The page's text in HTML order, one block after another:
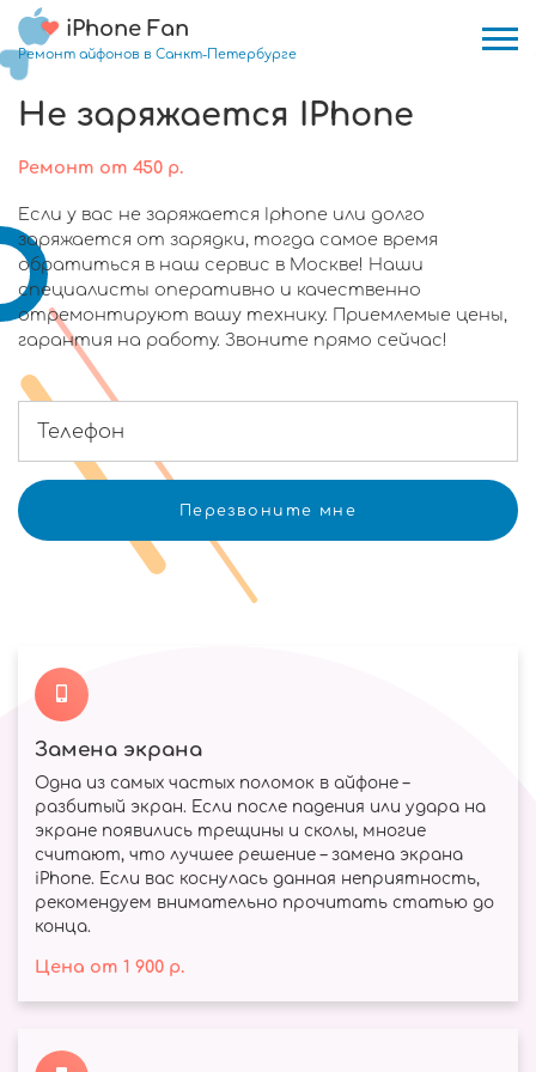
iPhone Fan
Ремонт айфонов в Санкт-Петербурге
Не заряжается IPhone
Ремонт от 450 р.
Если у вас не заряжается Iphone или долго
заряжается от зарядки, тогда самое время
обратиться в наш сервис в Москве! Наши
специалисты оперативно и качественно
отремонтируют вашу технику. Приемлемые цены,
гарантия на работу. Звоните прямо сейчас!
Замена экрана
Одна из самых частых поломок в айфоне –
разбитый экран. Если после падения или удара на
экране появились трещины и сколы, многие
считают, что лучшее решение – замена экрана
iPhone. Если вас коснулась данная неприятность,
рекомендуем внимательно прочитать статью до
конца.
Цена от 1 900р.